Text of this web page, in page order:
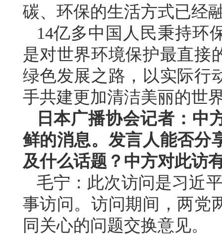
碳、环保的生活方式已经
14亿多中国人民秉持环
是对世界环境保护最直接
绿色发展之路，以实际行
手共建更加清洁美丽的世
日本广播协会记者：中
鲜的消息。发言人能否分
及什么话题？中方对此访
毛宁：此次访问是习近
事访问。访问期间，两党
同关心的问题交换意见。